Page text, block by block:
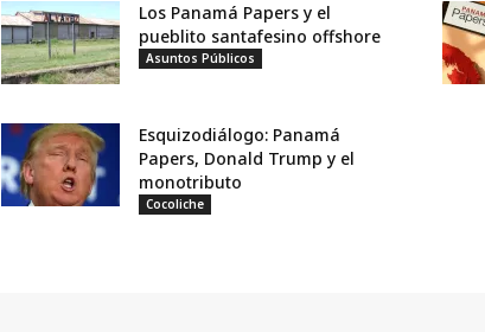
Los Panamá Papers y el
pueblito santafesino offshore
Asuntos Públicos
Esquizodiálogo: Panamá
Papers, Donald Trump y el
monotributo
Cocoliche